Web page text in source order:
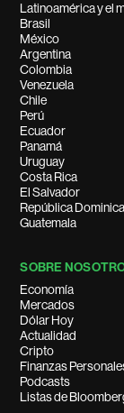
Latinoamérica y el
Brasil
México
Argentina
Colombia
Venezuela
Chile
Perú
Ecuador
Panamá
Uruguay
Costa Rica
El Salvador
República
Guatemala
SOBRE
Economía
Mercados
Dólar Hoy
Actualidad
Cripto
Finanzas
Podcasts
Listas de